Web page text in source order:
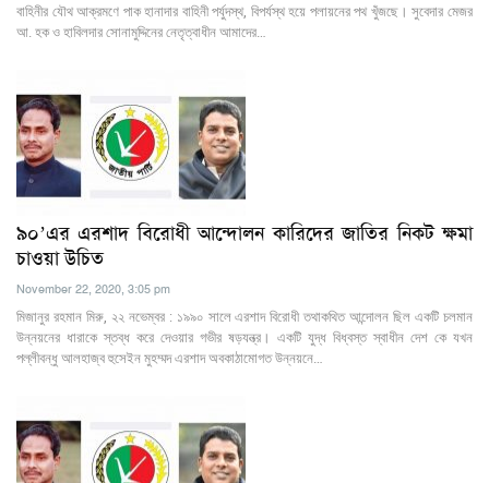
বাহিনীর যৌথ আক্রমণে পাক হানাদার বাহিনী পর্যুদস্থ, বিপর্যস্থ হয়ে পলায়নের পথ খুঁজছে। সুবেদার মেজর
আ. হক ও হাবিলদার সোনামুদ্দিনের নেতৃত্বাধীন আমাদের…
৯০’এর এরশাদ বিরোধী আন্দোলন কারিদের জাতির নিকট ক্ষমা
চাওয়া উচিত
November 22, 2020, 3:05 pm
মিজানুর রহমান মিরু, ২২ নভেম্বর : ১৯৯০ সালে এরশাদ বিরোধী তথাকথিত আন্দোলন ছিল একটি চলমান
উন্নয়নের ধারাকে স্তব্ধ করে দেওয়ার গভীর ষড়যন্ত্র। একটি যুদ্ধ বিধ্বস্ত স্বাধীন দেশ কে যখন
পল্লীবন্ধু আলহাজ্ব হুসেইন মুহম্মদ এরশাদ অবকাঠামোগত উন্নয়নে…